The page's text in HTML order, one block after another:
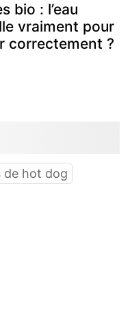
bio : l’eau
vraiment pour
correctement ?
de hot dog